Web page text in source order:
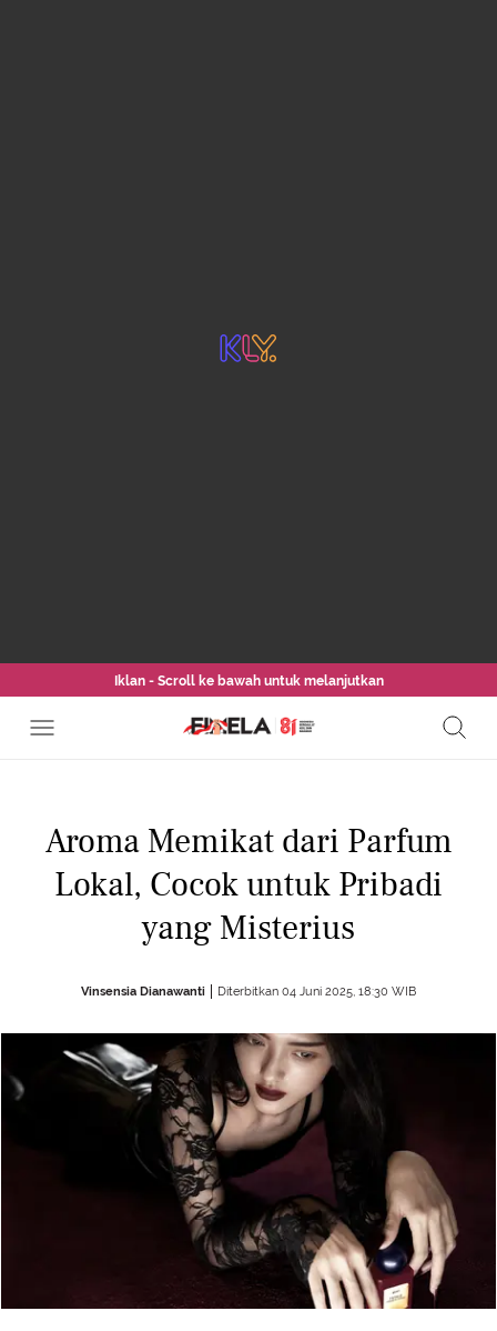
Iklan - Scroll ke bawah untuk melanjutkan
Aroma Memikat dari Parfum
Lokal, Cocok untuk Pribadi
yang Misterius
Vinsensia Dianawanti Diterbitkan 04 Juni 2025, 18:30 WIB